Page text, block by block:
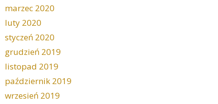
marzec 2020
luty 2020
styczeń 2020
grudzień 2019
listopad 2019
październik 2019
wrzesień 2019